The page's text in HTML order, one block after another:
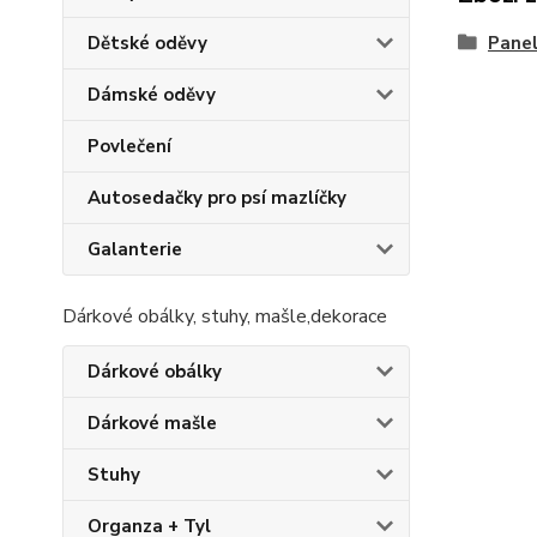
Dětské oděvy
Dámské oděvy
Povlečení
Autosedačky pro psí mazlíčky
Galanterie
Dárkové obálky, stuhy, mašle,dekorace
Dárkové obálky
Dárkové mašle
Stuhy
Organza + Tyl